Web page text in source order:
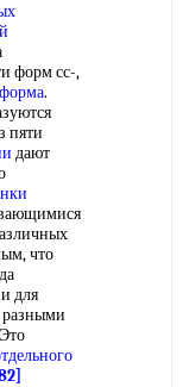
форм сс-,
.
пяти
дают
что
для